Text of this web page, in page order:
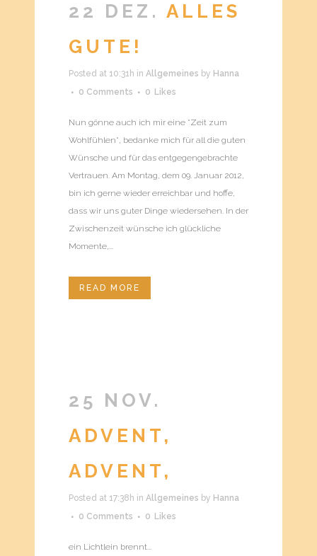
22 DEZ. ALLES
GUTE!
Posted at 10:31h in Allgemeines by Hanna
0 Comments
0 Likes
Nun gönne auch ich mir eine *Zeit zum
Wohlfühlen*, bedanke mich für all die guten
Wünsche und für das entgegengebrachte
Vertrauen. Am Montag, dem 09. Januar 2012,
bin ich gerne wieder erreichbar und hoffe,
dass wir uns guter Dinge wiedersehen. In der
Zwischenzeit wünsche ich glückliche
Momente,...
READ MORE
25 NOV.
ADVENT,
ADVENT,
Posted at 17:38h in Allgemeines by Hanna
0 Comments
0 Likes
ein Lichtlein brennt...